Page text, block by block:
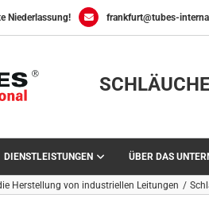
Niederlassung! frankfurt@tubes-
DIENSTLEISTUNGEN ÜBER DAS
Herstellung von industriellen Leitungen